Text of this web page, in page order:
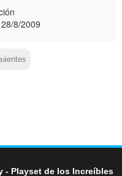
28/8/2009
- Playset de los Increíbles